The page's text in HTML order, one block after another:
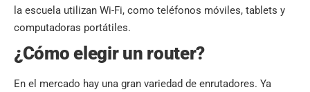
la escuela utilizan Wi-Fi, como teléfonos móviles, tablets y
computadoras portátiles.
¿Cómo elegir un router?
En el mercado hay una gran variedad de enrutadores. Ya